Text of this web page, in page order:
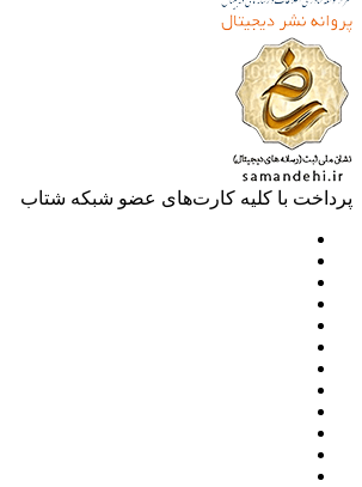
با کلیه کارت‌های عضو شبکه شتاب